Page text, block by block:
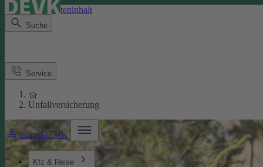
Direkt zum Seiteninhalt
Suche
meineDEVK
Kfz & Reise
Service
Unfallversicherung